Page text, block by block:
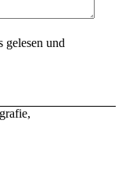
gelesen und